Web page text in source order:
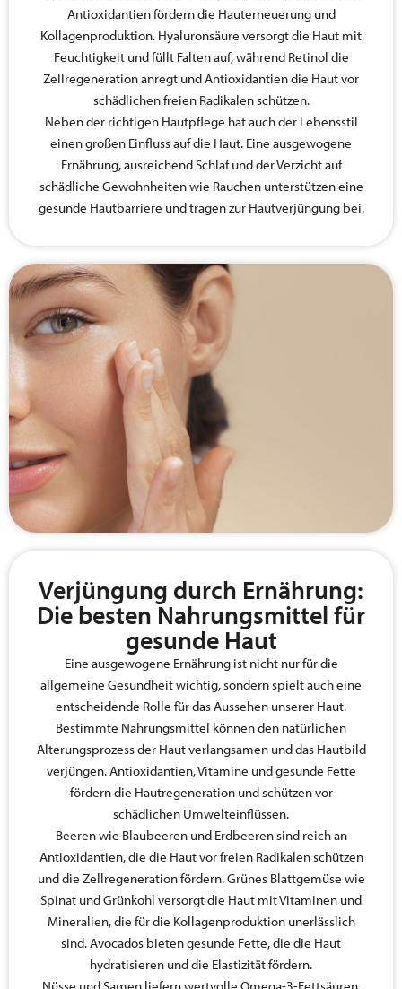
Antioxidantien fördern die Hauterneuerung und
Kollagenproduktion. Hyaluronsäure versorgt die Haut mit
Feuchtigkeit und füllt Falten auf, während Retinol die
Zellregeneration anregt und Antioxidantien die Haut vor
schädlichen freien Radikalen schützen.
Neben der richtigen Hautpflege hat auch der Lebensstil
einen großen Einfluss auf die Haut. Eine ausgewogene
Ernährung, ausreichend Schlaf und der Verzicht auf
schädliche Gewohnheiten wie Rauchen unterstützen eine
gesunde Hautbarriere und tragen zur Hautverjüngung bei.
Verjüngung durch Ernährung:
Die besten Nahrungsmittel für
gesunde Haut
Eine ausgewogene Ernährung ist nicht nur für die
allgemeine Gesundheit wichtig, sondern spielt auch eine
entscheidende Rolle für das Aussehen unserer Haut.
Bestimmte Nahrungsmittel können den natürlichen
Alterungsprozess der Haut verlangsamen und das Hautbild
verjüngen. Antioxidantien, Vitamine und gesunde Fette
fördern die Hautregeneration und schützen vor
schädlichen Umwelteinflüssen.
Beeren wie Blaubeeren und Erdbeeren sind reich an
Antioxidantien, die die Haut vor freien Radikalen schützen
und die Zellregeneration fördern. Grünes Blattgemüse wie
Spinat und Grünkohl versorgt die Haut mit Vitaminen und
Mineralien, die für die Kollagenproduktion unerlässlich
sind. Avocados bieten gesunde Fette, die die Haut
hydratisieren und die Elastizität fördern.